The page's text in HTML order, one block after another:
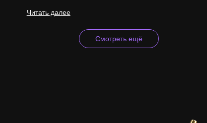
Читать далее
Смотреть ещё